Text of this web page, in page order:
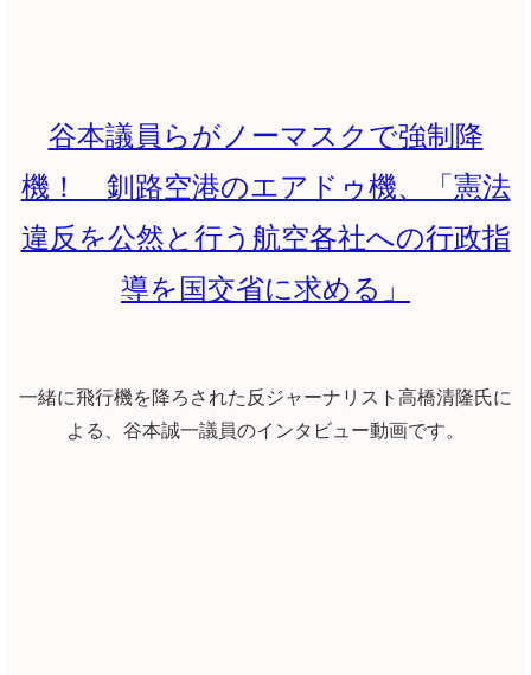
谷本議員らがノーマスクで強制降
機！ 釧路空港のエアドゥ機、「憲法
違反を公然と行う航空各社への行政指
導を国交省に求める」
一緒に飛行機を降ろされた反ジャーナリスト高橋清隆氏に
よる、谷本誠一議員のインタビュー動画です。